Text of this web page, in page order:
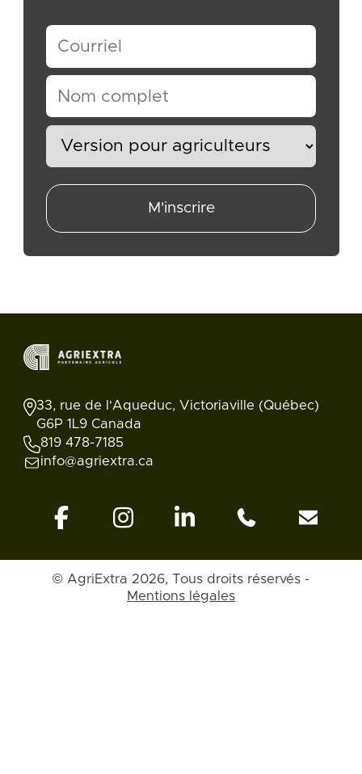
M'inscrire
33, rue de l'Aqueduc, Victoriaville (Québec)
G6P 1L9 Canada
819 478-7185
info@agriextra.ca
© AgriExtra 2026, Tous droits réservés -
Mentions légales